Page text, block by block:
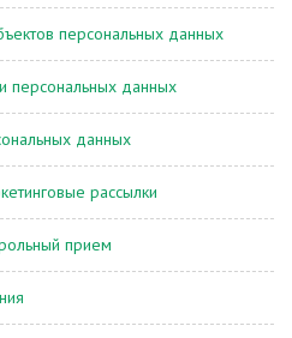
персональных данных
персональных данных
данных
рассылки
прием